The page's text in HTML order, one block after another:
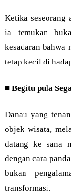
Ketika
ia temukan
kesadaran bahwa
tetap kecil di
■ Begitu pula
Danau yang
objek wisata,
datang ke sana
dengan cara
bukan
transformasi.